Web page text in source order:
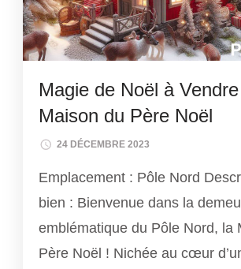
Magie de Noël à
Maison du Père Noël
24 DÉCEMBRE 2023
Emplacement : Pôle Nord
bien : Bienvenue dans la
emblématique du Pôle Nord, la
Père Noël ! Nichée au cœur